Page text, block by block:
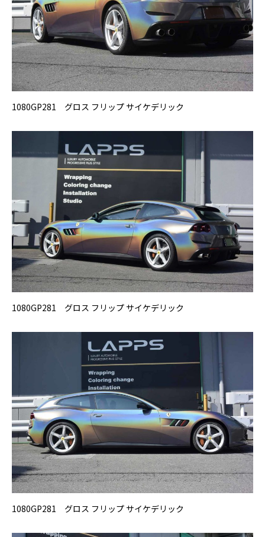
1080GP281 グロス フリップ サイケデリック
1080GP281 グロス フリップ サイケデリック
1080GP281 グロス フリップ サイケデリック